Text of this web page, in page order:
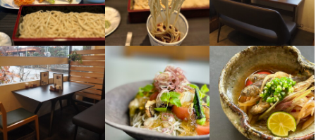
少しでも興味をお持ちでしたら、ぜひお気軽にご応募ください。
一度、カジュアルに面談しましょう。ご応募を心よりお待ちして
おります。
・誠実に仕事に取り組める方
・チームで仕事することに意欲的な方
選考の流れ
応募後、原則２営業日以内に返信しております。１回の面接を経
て内定となります。
お店の採用担当者からのメッセージ
少しでも興味をお持ちでしたら、ぜひお気軽にご応募ください。
一度、カジュアルに面談しましょう。ご応募を心よりお待ちして
おります。
お店の採用担当者からのメッセージ
少しでも興味をお持ちでしたら、ぜひお気軽にご応募ください。
一度、カジュアルに面談しましょう。ご応募を心よりお待ちして
おります。